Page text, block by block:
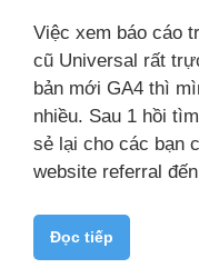
Việc xem báo cáo
cũ Universal rất
bản mới GA4 thì
nhiều. Sau 1 hồi
sẻ lại cho các bạn
website referral
Đọc tiếp